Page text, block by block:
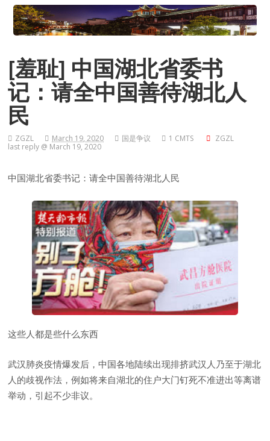
[羞耻] 中国湖北省委书
记：请全中国善待湖北人
民
ZGZL March 19, 2020 国是争议 1 CMTS
ZGZL
last reply @ March 19, 2020
中国湖北省委书记：请全中国善待湖北人民
这些人都是些什么东西
武汉肺炎疫情爆发后，中国各地陆续出现排挤武汉人乃至于湖北
人的歧视作法，例如将来自湖北的住户大门钉死不准进出等离谱
举动，引起不少非议。